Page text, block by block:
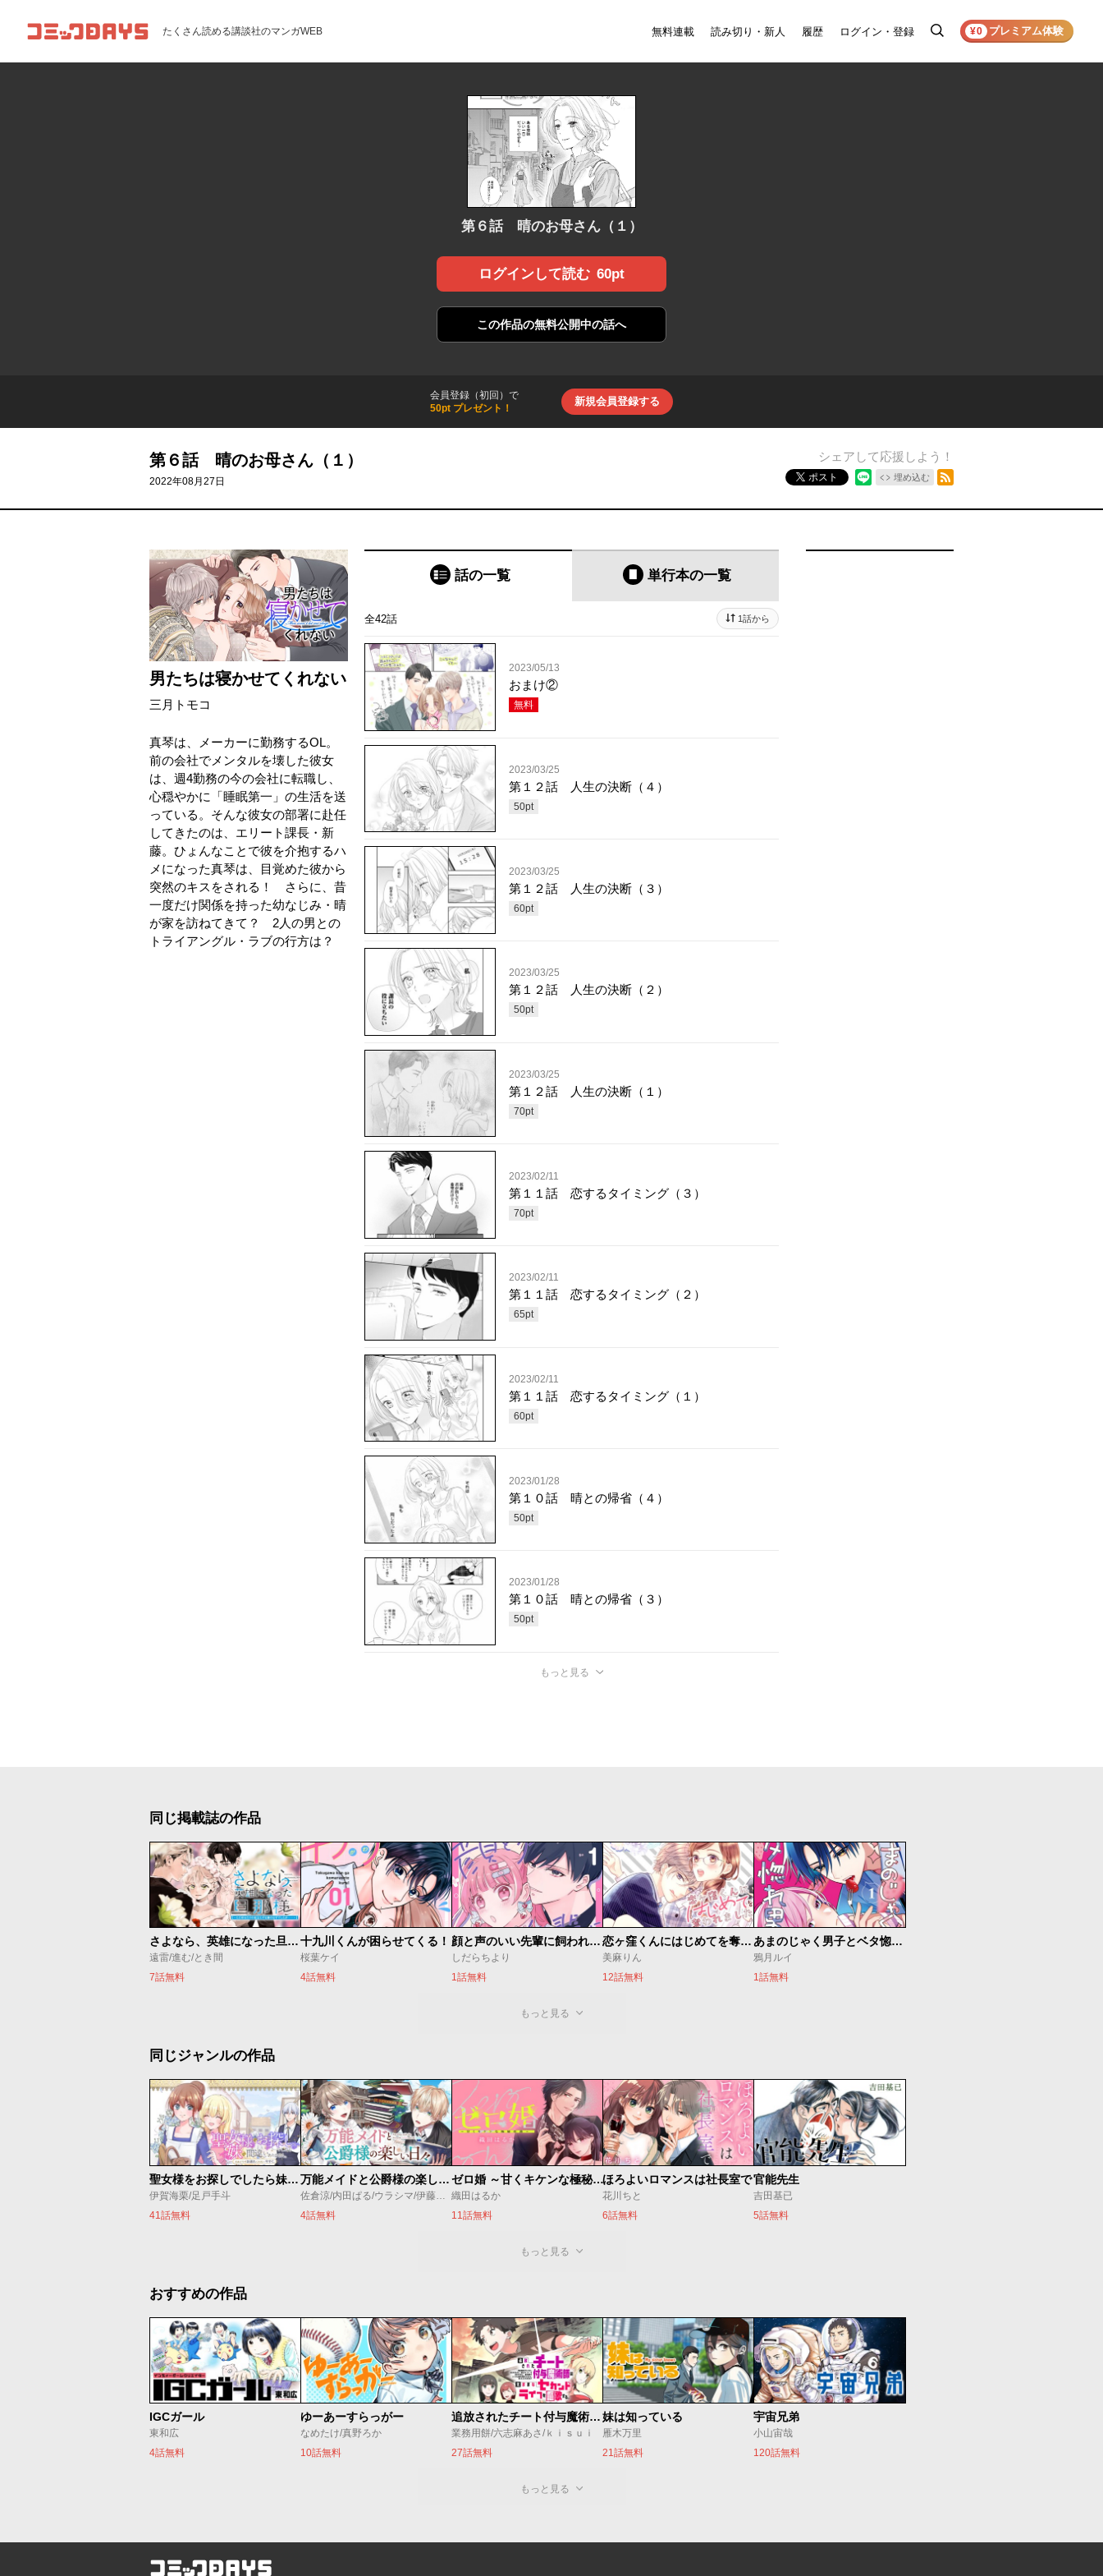
コミックDAYS たくさん読める講談社のマンガWEB 無料連載 読み切り・新人 履歴 ログイン・登録
検
¥0 プレミアム体験
第６話 晴のお母さん（１）
ログインして読む 60pt
この作品の無料公開中の話へ
会員登録（初回）で
50pt プレゼント！
新規会員登録する
第６話 晴のお母さん（１）
2022年08月27日
シェアして応援しよう！
ポスト 埋め込む
男たちは寝かせてくれない
三月トモコ
真琴は、メーカーに勤務するOL。
前の会社でメンタルを壊した彼女
は、週4勤務の今の会社に転職し、
心穏やかに「睡眠第一」の生活を送
っている。そんな彼女の部署に赴任
してきたのは、エリート課長・新
藤。ひょんなことで彼を介抱するハ
メになった真琴は、目覚めた彼から
突然のキスをされる！ さらに、昔
一度だけ関係を持った幼なじみ・晴
が家を訪ねてきて？ 2人の男との
トライアングル・ラブの行方は？
話の一覧 単行本の一覧
全42話 1話から
2023/05/13
おまけ②
無料
2023/03/25
第１２話 人生の決断（４）
50pt
2023/03/25
第１２話 人生の決断（３）
60pt
2023/03/25
第１２話 人生の決断（２）
50pt
2023/03/25
第１２話 人生の決断（１）
70pt
2023/02/11
第１１話 恋するタイミング（３）
70pt
2023/02/11
第１１話 恋するタイミング（２）
65pt
2023/02/11
第１１話 恋するタイミング（１）
60pt
2023/01/28
第１０話 晴との帰省（４）
50pt
2023/01/28
第１０話 晴との帰省（３）
50pt
もっと見る
同じ掲載誌の作品
さよなら、英雄になった旦那様 ～ただ祈るだけの役立たずな妻のはずでしたが……～
遠雷/進む/とき間
7話無料
十九川くんが困らせてくる！
桜葉ケイ
4話無料
顔と声のいい先輩に飼われてます。
しだらちより
1話無料
恋ヶ窪くんにはじめてを奪われました
美麻りん
12話無料
あまのじゃく男子とベタ惚れ男子
鴉月ルイ
1話無料
もっと見る
同じジャンルの作品
聖女様をお探しでしたら妹で間違いありません。さあどうぞお連れください、今すぐ。
伊賀海栗/足戸手斗
41話無料
万能メイドと公爵様の楽しい日々
4話無料
ゼロ婚 ～甘くキケンな極秘任務～
織田はるか
11話無料
ほろよいロマンスは社長室で
花川ちと
6話無料
官能先生
吉田基已
5話無料
もっと見る
おすすめの作品
IGCガール
東和広
4話無料
ゆーあーすらっがー
なめたけ/真野ろか
10話無料
追放されたチート付与魔術師は気ままなセカンドライフを謳歌する。 ～俺は武器だけじゃなく、あらゆるものに『強化ポイント』を付与できるし、俺の意思でいつでも効果を解除できるけど、残った人たち大丈夫？～
業務用餅/六志麻あさ/ｋｉｓｕｉ
27話無料
妹は知っている
雁木万里
21話無料
宇宙兄弟
小山宙哉
120話無料
もっと見る